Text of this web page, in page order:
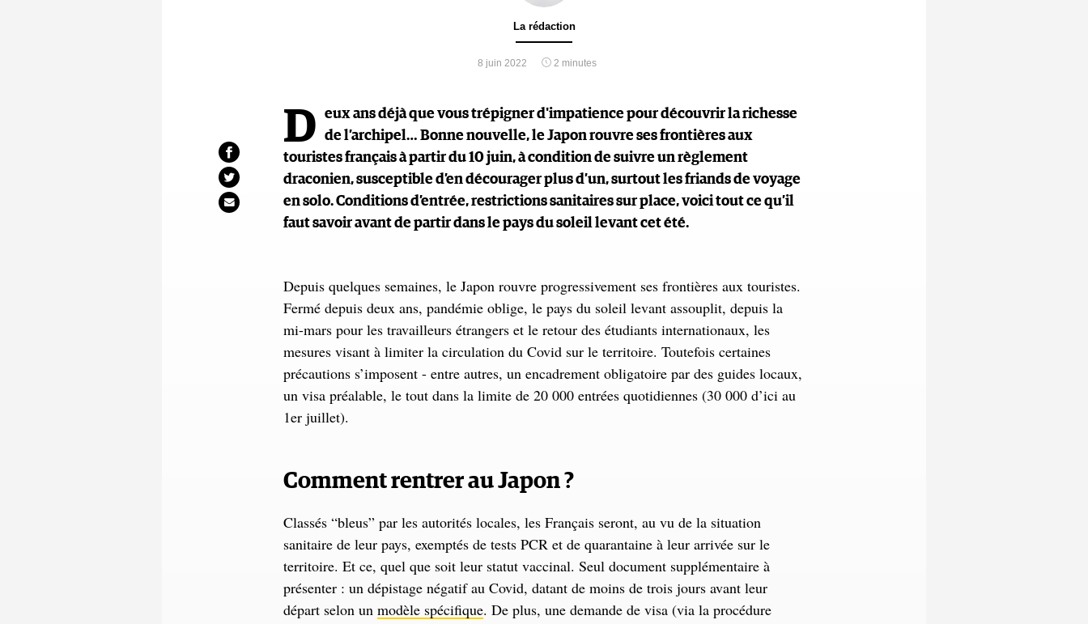
La rédaction
8 juin 2022 2 minutes
D
eux ans déjà que vous trépigner d'impatience pour découvrir la richesse
de l’archipel… Bonne nouvelle, le Japon rouvre ses frontières aux
touristes français à partir du 10 juin, à condition de suivre un règlement
draconien, susceptible d’en décourager plus d’un, surtout les friands de voyage
en solo. Conditions d’entrée, restrictions sanitaires sur place, voici tout ce qu’il
faut savoir avant de partir dans le pays du soleil levant cet été.
Depuis quelques semaines, le Japon rouvre progressivement ses frontières aux touristes.
Fermé depuis deux ans, pandémie oblige, le pays du soleil levant assouplit, depuis la
mi-mars pour les travailleurs étrangers et le retour des étudiants internationaux, les
mesures visant à limiter la circulation du Covid sur le territoire. Toutefois certaines
précautions s’imposent - entre autres, un encadrement obligatoire par des guides locaux,
un visa préalable, le tout dans la limite de 20 000 entrées quotidiennes (30 000 d’ici au
1er juillet).
Comment rentrer au Japon ?
Classés “bleus” par les autorités locales, les Français seront, au vu de la situation
sanitaire de leur pays, exemptés de tests PCR et de quarantaine à leur arrivée sur le
territoire. Et ce, quel que soit leur statut vaccinal. Seul document supplémentaire à
présenter : un dépistage négatif au Covid, datant de moins de trois jours avant leur
départ selon un modèle spécifique. De plus, une demande de visa (via la procédure